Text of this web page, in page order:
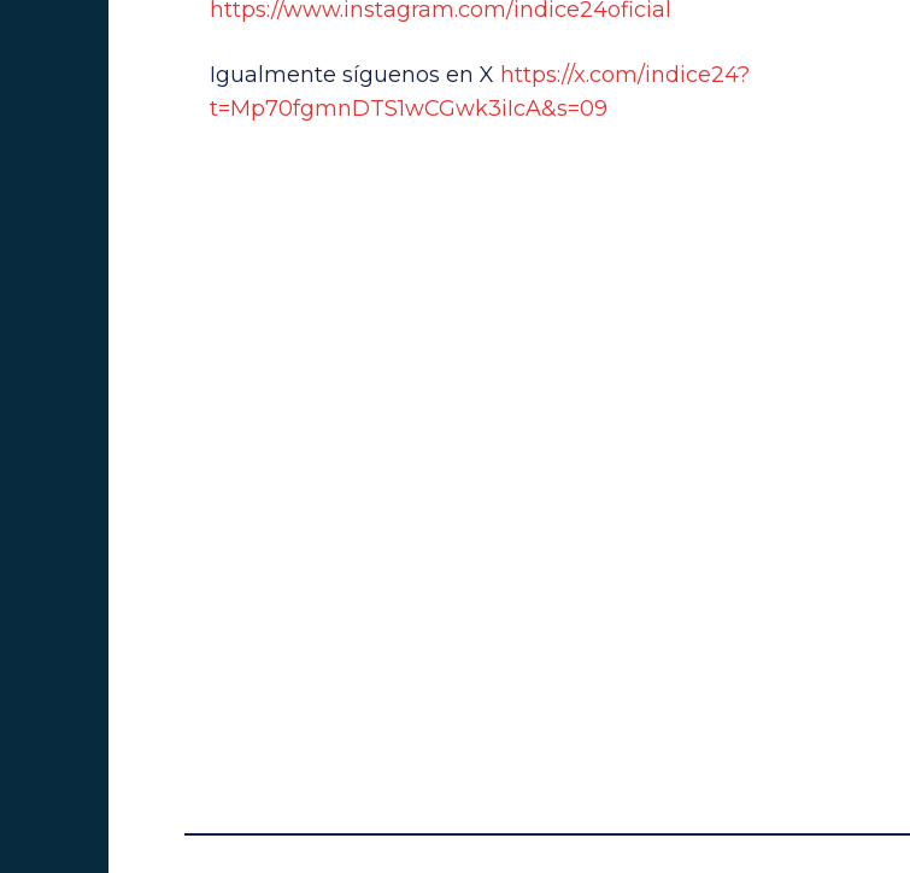
https://www.instagram.com/indice24oficial
Igualmente síguenos en X https://x.com/indice24?
t=Mp70fgmnDTS1wCGwk3iIcA&s=09